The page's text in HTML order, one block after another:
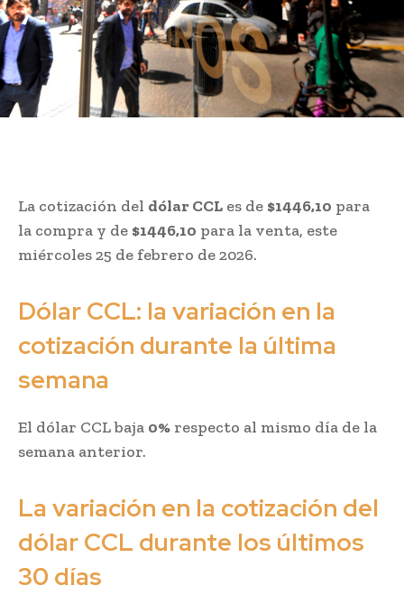
La cotización del dólar CCL es de $1446,10 para
la compra y de $1446,10 para la venta, este
miércoles 25 de febrero de 2026.
Dólar CCL: la variación en la
cotización durante la última
semana
El dólar CCL baja 0% respecto al mismo día de la
semana anterior.
La variación en la cotización del
dólar CCL durante los últimos
30 días